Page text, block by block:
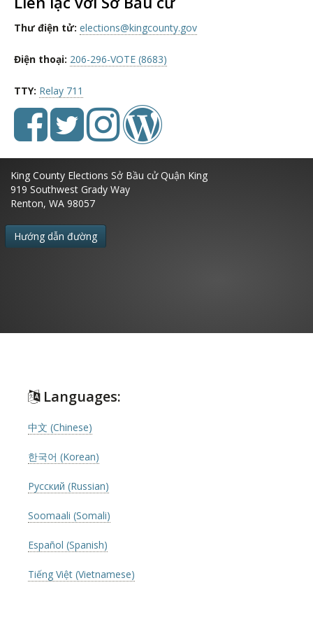
Thư điện tử: elections@kingcounty.gov
Điện thoại: 206-296-VOTE (8683)
TTY: Relay 711
King County Elections Sở Bầu cử Quận King
919 Southwest Grady Way
Renton, WA 98057
Hướng dẫn đường
Languages:
中文 (Chinese)
한국어 (Korean)
Русский (Russian)
Soomaali (Somali)
Español (Spanish)
Tiếng Việt (Vietnamese)